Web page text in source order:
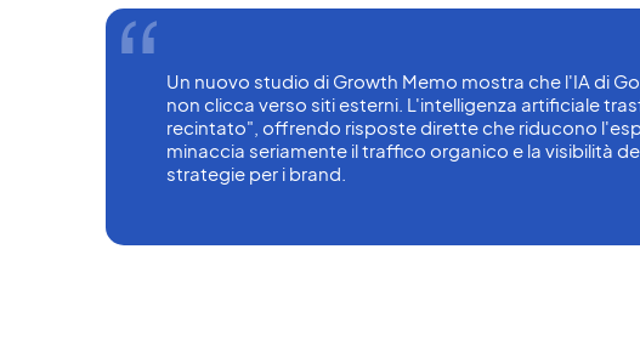
Un nuovo studio di Growth Memo mostra che l'IA di
non clicca verso siti esterni. L'intelligenza artificiale
recintato", offrendo risposte dirette che riducono
minaccia seriamente il traffico organico e la visibilità
strategie per i brand.